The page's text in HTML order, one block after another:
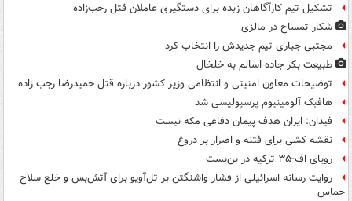
تشکیل تیم کارآگاهان زبده برای دستگیری عاملان قتل رجب‌زاده
شکار تمساح در مالزی
مجتبی جباری تیم جدیدش را انتخاب کرد
طبیعت بکر جاده اسالم به خلخال
توضیحات معاون امنیتی و انتظامی وزیر کشور درباره قتل حمیدرضا رجب زاده
هافبک آلومینیوم پرسپولیسی شد
فیدان: ایران هدف پیمان دفاعی مکه نیست
نقشه کشی برای فتنه و اصرار بر دروغ
رویای اف-۳۵ ترکیه در بن‌بست
روایت رسانه اسرائیلی از فشار واشنگتن بر تل‌آویو برای آتش‌بس و خلع سلاح
حماس